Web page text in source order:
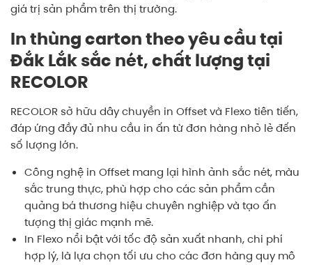
giá trị sản phẩm trên thị trường.
In thùng carton theo yêu cầu tại
Đắk Lắk sắc nét, chất lượng tại
RECOLOR
RECOLOR sở hữu dây chuyền in Offset và Flexo tiên tiến,
đáp ứng đầy đủ nhu cầu in ấn từ đơn hàng nhỏ lẻ đến
số lượng lớn.
Công nghệ in Offsetmang lại hình ảnh sắc nét, màu
sắc trung thực, phù hợp cho các sản phẩm cần
quảng bá thương hiệu chuyên nghiệp và tạo ấn
tượng thị giác mạnh mẽ.
In Flexo nổi bật với tốc độ sản xuất nhanh, chi phí
hợp lý, là lựa chọn tối ưu cho các đơn hàng quy mô